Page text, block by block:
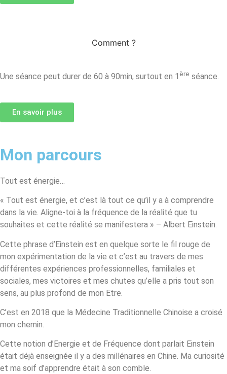
Comment ?
Une séance peut durer de 60 à 90min, surtout en 1 ère séance.
En savoir plus
Mon parcours
Tout est énergie…
« Tout est énergie, et c’est là tout ce qu’il y a à comprendre
dans la vie. Aligne-toi à la fréquence de la réalité que tu
souhaites et cette réalité se manifestera » – Albert Einstein.
Cette phrase d’Einstein est en quelque sorte le fil rouge de
mon expérimentation de la vie et c’est au travers de mes
différentes expériences professionnelles, familiales et
sociales, mes victoires et mes chutes qu’elle a pris tout son
sens, au plus profond de mon Etre.
C’est en 2018 que la Médecine Traditionnelle Chinoise a croisé
mon chemin.
Cette notion d’Energie et de Fréquence dont parlait Einstein
était déjà enseignée il y a des millénaires en Chine. Ma curiosité
et ma soif d’apprendre était à son comble.